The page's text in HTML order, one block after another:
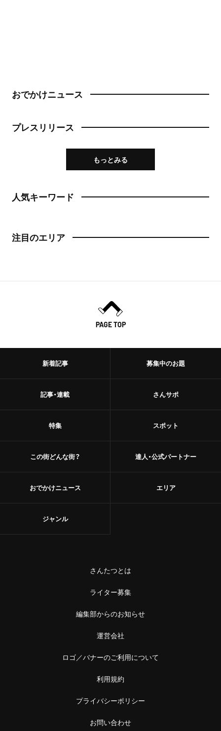
おでかけニュース
プレスリリース
もっとみる
人気キーワード
注目のエリア
PAGE TOP
新着記事
記事・連載
特集
この街どんな街？
おでかけニュース
募集中のお題
さんサポ
スポット
達人・公式パートナー
エリア
ジャンル
さんたつとは
ライター募集
編集部からのお知らせ
運営会社
ロゴ／バナーのご利用について
利用規約
プライバシーポリシー
お問い合わせ